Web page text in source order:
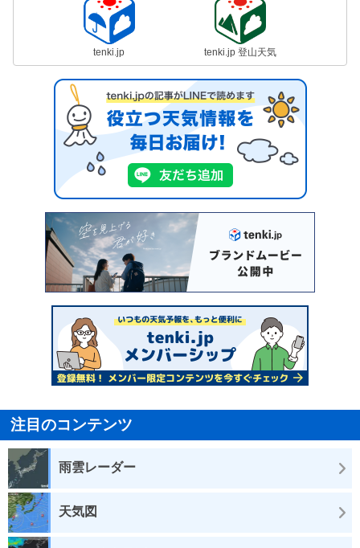
tenki.jp tenki.jp 登山天気
注目のコンテンツ
雨雲レーダー
天気図